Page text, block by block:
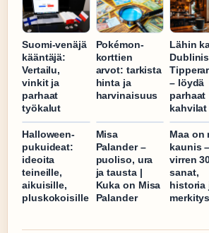
Suomi-venäjä
kääntäjä:
Vertailu,
vinkit ja
parhaat
työkalut
Pokémon-
korttien
arvot: tarkista
hinta ja
harvinaisuus
Lähin
– löydä
parhaat
kahvilat
Halloween-
pukuideat:
ideoita
teineille,
aikuisille,
pluskokoisille
Misa
Palander –
puoliso, ura
ja tausta |
Kuka on Misa
Palander
Maa on
kaunis –
virren
sanat,
historia
merkitys